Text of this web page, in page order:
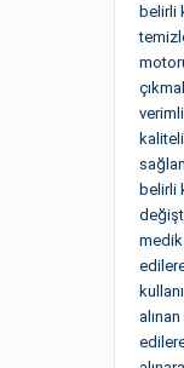
belirli
kaliteli
belirli